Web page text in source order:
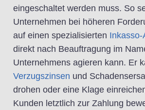
eingeschaltet werden muss. So
Unternehmen bei höheren
auf einen spezialisierten Inkasso-
direkt nach Beauftragung im
Unternehmens agieren kann. Er
Verzugszinsen und
drohen oder eine Klage
Kunden letztlich zur Zahlung